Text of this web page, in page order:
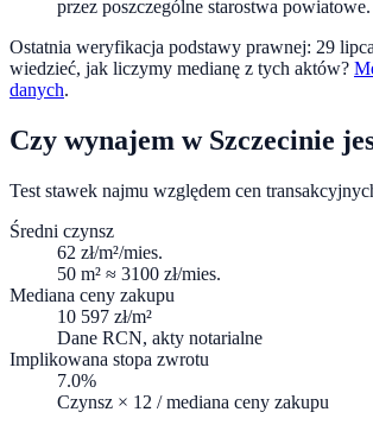
przez poszczególne starostwa powiatowe.
Ostatnia weryfikacja podstawy prawnej: 29
wiedzieć, jak liczymy medianę z tych aktów?
danych.
Czy wynajem w Szczecinie
Test stawek najmu względem cen
Średni czynsz
62 zł/m²/mies.
50 m² ≈ 3100 zł/mies.
Mediana ceny zakupu
10 597 zł/m²
Dane RCN, akty notarialne
Implikowana stopa zwrotu
7.0%
Czynsz × 12 / mediana ceny zakupu